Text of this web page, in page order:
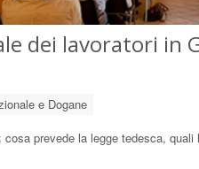
dei lavoratori in
e Dogane
prevede la legge tedesca,